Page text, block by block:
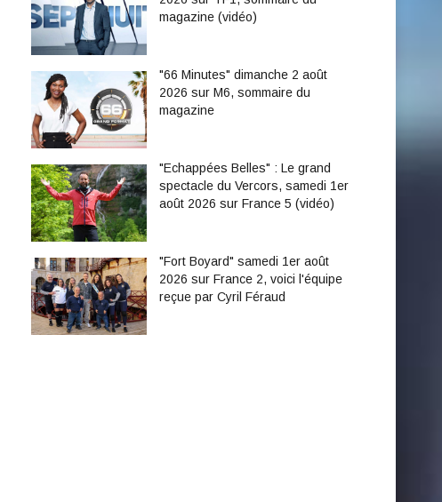
magazine (vidéo)
"66 Minutes" dimanche 2 août
2026 sur M6, sommaire du
magazine
"Echappées Belles" : Le grand
spectacle du Vercors, samedi 1er
août 2026 sur France 5 (vidéo)
"Fort Boyard" samedi 1er août
2026 sur France 2, voici l'équipe
reçue par Cyril Féraud